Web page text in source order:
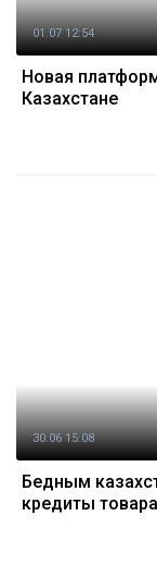
01.07 12:54
Новая
Казахстане
30.06 15:08
Бедным
кредиты